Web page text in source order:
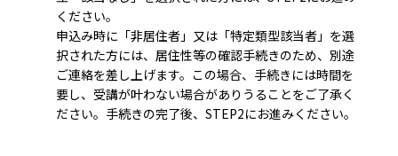
ください。
申込み時に「非居住者」又は「特定類型該当者」を選
択された方には、居住性等の確認手続きのため、別途
ご連絡を差し上げます。この場合、手続きには時間を
要し、受講が叶わない場合がありうることをご了承く
ださい。手続きの完了後、STEP2にお進みください。